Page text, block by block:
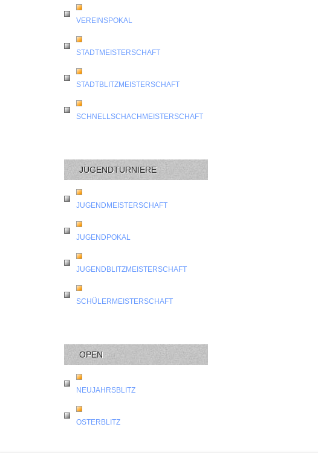
VEREINSPOKAL
STADTMEISTERSCHAFT
STADTBLITZMEISTERSCHAFT
SCHNELLSCHACHMEISTERSCHAFT
JUGENDTURNIERE
JUGENDMEISTERSCHAFT
JUGENDPOKAL
JUGENDBLITZMEISTERSCHAFT
SCHÜLERMEISTERSCHAFT
OPEN
NEUJAHRSBLITZ
OSTERBLITZ